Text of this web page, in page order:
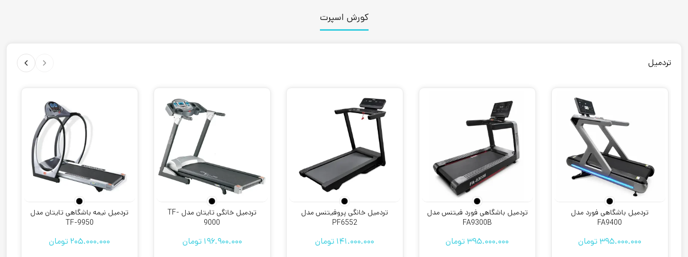
کورش اسپرت
تردمیل
تردمیل باشگاهی فورد مدل
FA9400
395.000.000 تومان
تردمیل باشگاهی فورد فیتنس مدل
FA9300B
395.000.000 تومان
تردمیل خانگی پروفیتنس مدل
PF6552
141.000.000 تومان
تردمیل خانگی تایتان مدل TF-
9000
196.900.000 تومان
تردمیل نیمه باشگاهی تایتان مدل
TF-9950
205.000.000 تومان